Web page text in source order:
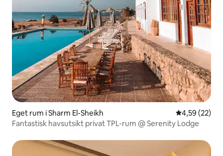
Eget rum i Sharm El-Sheikh 4,59 av 5 i
4,59 (22)
Fantastisk havsutsikt privat TPL-rum @ Serenity Lodge